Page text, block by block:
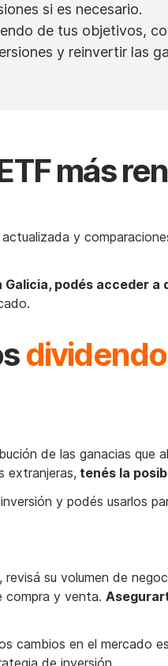
si es necesario.
de tus objetivos,
y reinvertir las
más
y
podés acceder a
de las ganacias que
extranjeras, tenés la
y podés usarlos
su volumen de
compra y venta.
cambios en el mercado
de inversión.